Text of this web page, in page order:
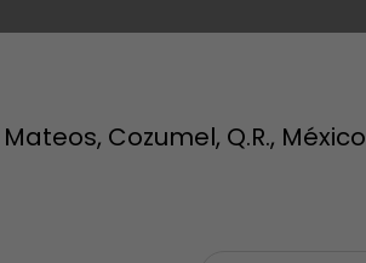
Cozumel, Q.R., México